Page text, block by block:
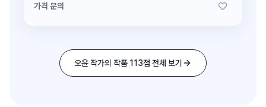
가격 문의
오윤 작가의 작품 113점 전체 보기